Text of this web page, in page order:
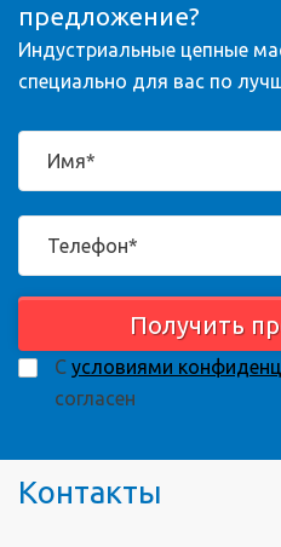
предложение?
Индустриальные цепные
специально для вас по
Получить
С условиями
согласен
Контакты